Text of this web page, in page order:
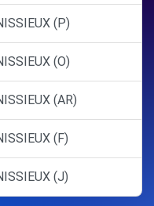
(P)
(O)
(AR)
(F)
(J)